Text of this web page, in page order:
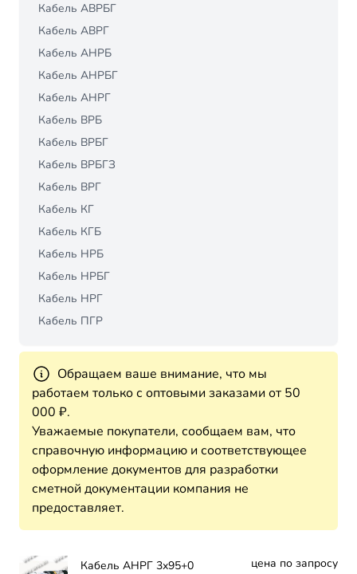
Кабель АВРБГ
Кабель АВРГ
Кабель АНРБ
Кабель АНРБГ
Кабель АНРГ
Кабель ВРБ
Кабель ВРБГ
Кабель ВРБГЗ
Кабель ВРГ
Кабель КГ
Кабель КГБ
Кабель НРБ
Кабель НРБГ
Кабель НРГ
Кабель ПГР
Обращаем ваше внимание, что мы
работаем только с оптовыми заказами от 50
000 ₽.
Уважаемые покупатели, сообщаем вам, что
справочную информацию и соответствующее
оформление документов для разработки
сметной документации компания не
предоставляет.
Кабель АНРГ 3х95+0 цена по запросу